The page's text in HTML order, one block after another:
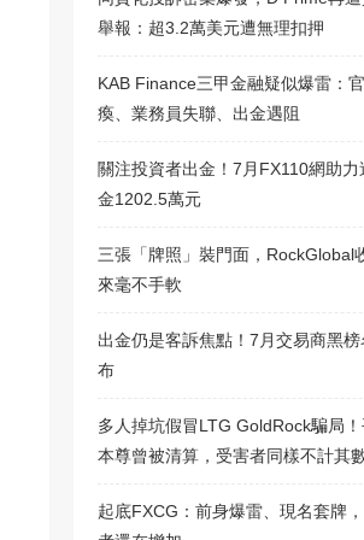
舉報：超3.2萬美元遭無理扣押
KAB Finance三甲金融疑似爆雷：
瘓、業務員失聯、出金遇阻
關注投資者出金！7月FX110網助力
金1202.5萬元
三張「牌照」裝門面，RockGlobal
來毫不手軟
出金仍是客訴焦點！7月交易商黑榜
布
多人掉坑假冒LTG GoldRock騙局
本尊曾被清算，受害者同樣不計其
起底FXCG：前身爆雷、現名套牌